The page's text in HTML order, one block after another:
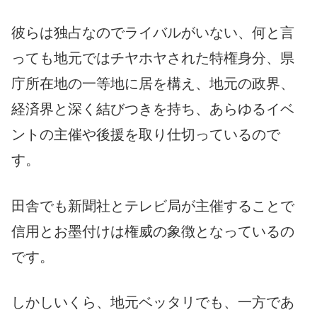
彼らは独占なのでライバルがいない、何と言
っても地元ではチヤホヤされた特権身分、県
庁所在地の一等地に居を構え、地元の政界、
経済界と深く結びつきを持ち、あらゆるイベ
ントの主催や後援を取り仕切っているので
す。
田舎でも新聞社とテレビ局が主催することで
信用とお墨付けは権威の象徴となっているの
です。
しかしいくら、地元ベッタリでも、一方であ